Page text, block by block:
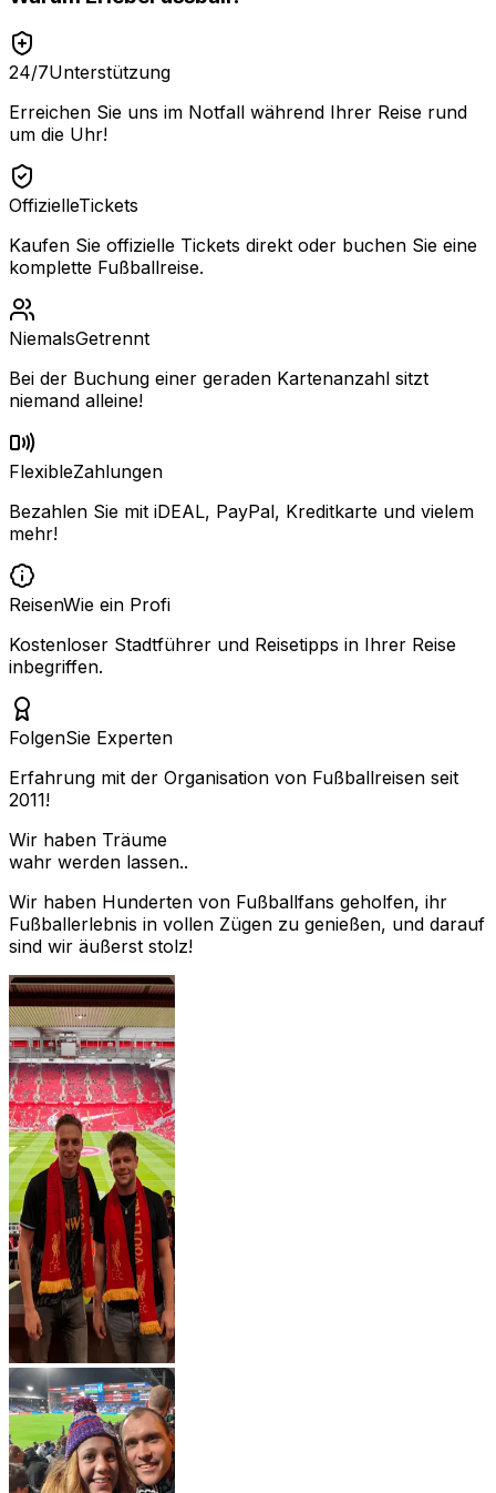
24/7Unterstützung
Erreichen Sie uns im Notfall während Ihrer Reise rund
um die Uhr!
OffizielleTickets
Kaufen Sie offizielle Tickets direkt oder buchen Sie eine
komplette Fußballreise.
NiemalsGetrennt
Bei der Buchung einer geraden Kartenanzahl sitzt
niemand alleine!
FlexibleZahlungen
Bezahlen Sie mit iDEAL, PayPal, Kreditkarte und vielem
mehr!
ReisenWie ein Profi
Kostenloser Stadtführer und Reisetipps in Ihrer Reise
inbegriffen.
FolgenSie Experten
Erfahrung mit der Organisation von Fußballreisen seit
2011!
Wir haben Träume
wahr werden lassen..
Wir haben Hunderten von Fußballfans geholfen, ihr
Fußballerlebnis in vollen Zügen zu genießen, und darauf
sind wir äußerst stolz!